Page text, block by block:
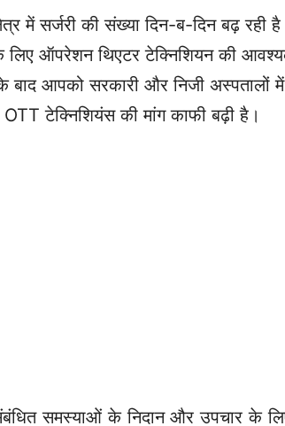
में सर्जरी की संख्या दिन-ब-दिन बढ़ रही
लिए ऑपरेशन थिएटर टेक्निशियन की
बाद आपको सरकारी और निजी
टेक्निशियंस की मांग काफी बढ़ी है।
समस्याओं के निदान और उपचार के लिए